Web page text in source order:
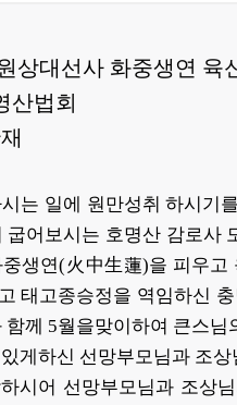
상대선사 화중생연 육
법회
는 일에 원만성취 하시기
어보시는 호명산 감로사
생연(火中生蓮)을 피우고
태고종승정을 역임하신
께 5월을맞이하여 큰스님
게하신 선망부모님과 조
시어 선망부모님과 조상